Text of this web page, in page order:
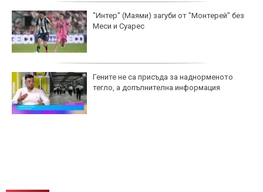
"Интер" (Маями) загуби от "Монтерей" без
Меси и Суарес
Гените не са присъда за наднорменото
тегло, а допълнителна информация